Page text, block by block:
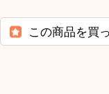
この商品を買